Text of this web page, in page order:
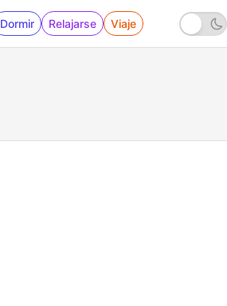
Dormir Relajarse Viaje